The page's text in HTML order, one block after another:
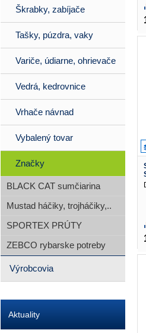
Škrabky, zabíjače
Tašky, púzdra, vaky
Variče, údiarne, ohrievače
Vedrá, kedrovnice
Vrhače návnad
Vybalený tovar
Značky
BLACK CAT sumčiarina
Mustad háčiky, trojháčiky,..
SPORTEX PRÚTY
ZEBCO rybarske potreby
Výrobcovia
Aktuality